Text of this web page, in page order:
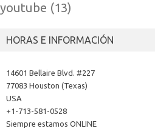
youtube (13)
HORAS E INFORMACIÓN
14601 Bellaire Blvd. #227
77083 Houston (Texas)
USA
+1-713-581-0528
Siempre estamos ONLINE